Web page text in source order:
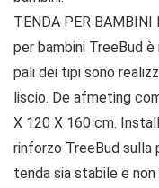
TENDA PER
per bambini TreeBud
pali dei tipi sono
liscio. De afmeting
X 120 X 160 cm.
rinforzo TreeBud sulla
tenda sia stabile e non